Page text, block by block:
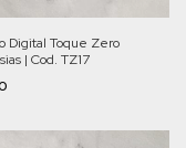
Digital Toque Zero
| Cod. TZ17